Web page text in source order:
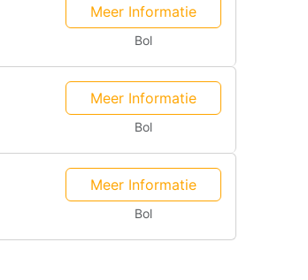
Meer Informatie
Bol
Meer Informatie
Bol
Meer Informatie
Bol